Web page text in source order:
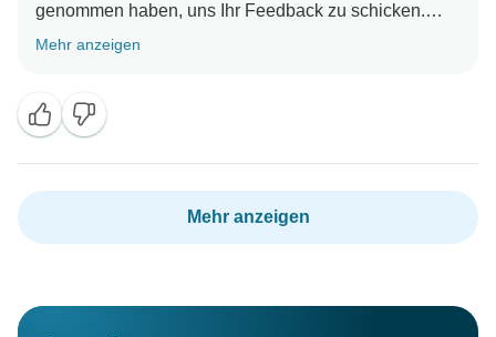
genommen haben, uns Ihr Feedback zu schicken.
Mehr anzeigen
Mehr anzeigen